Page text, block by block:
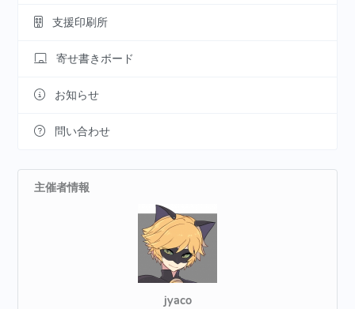
支援印刷所
寄せ書きボード
お知らせ
問い合わせ
主催者情報
jyaco